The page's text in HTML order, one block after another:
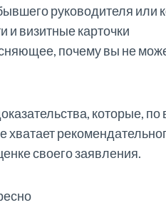
руководителя или
и визитные карточки
почему вы не
которые,
хватает
своего заявления.